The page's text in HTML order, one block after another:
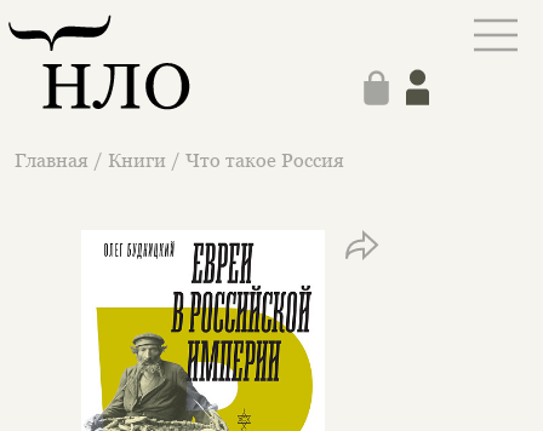
Главная / Книги / Что такое Россия